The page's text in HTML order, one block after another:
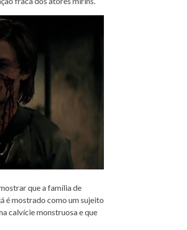
que a família de
é mostrado como um sujeito
calvície monstruosa e que